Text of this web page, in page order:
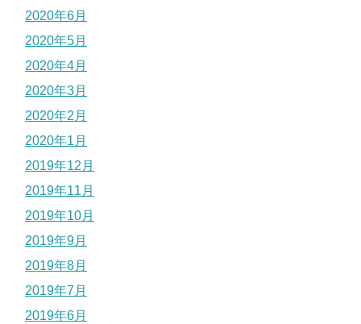
2020年6月
2020年5月
2020年4月
2020年3月
2020年2月
2020年1月
2019年12月
2019年11月
2019年10月
2019年9月
2019年8月
2019年7月
2019年6月